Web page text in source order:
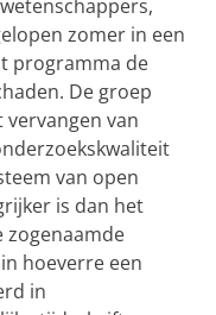
zomer in een
programma de
De groep
van
van open
is dan het
zogenaamde
hoeverre een
in